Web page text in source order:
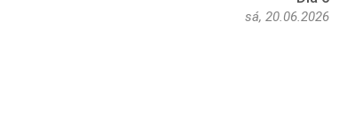
sá, 20.06.2026